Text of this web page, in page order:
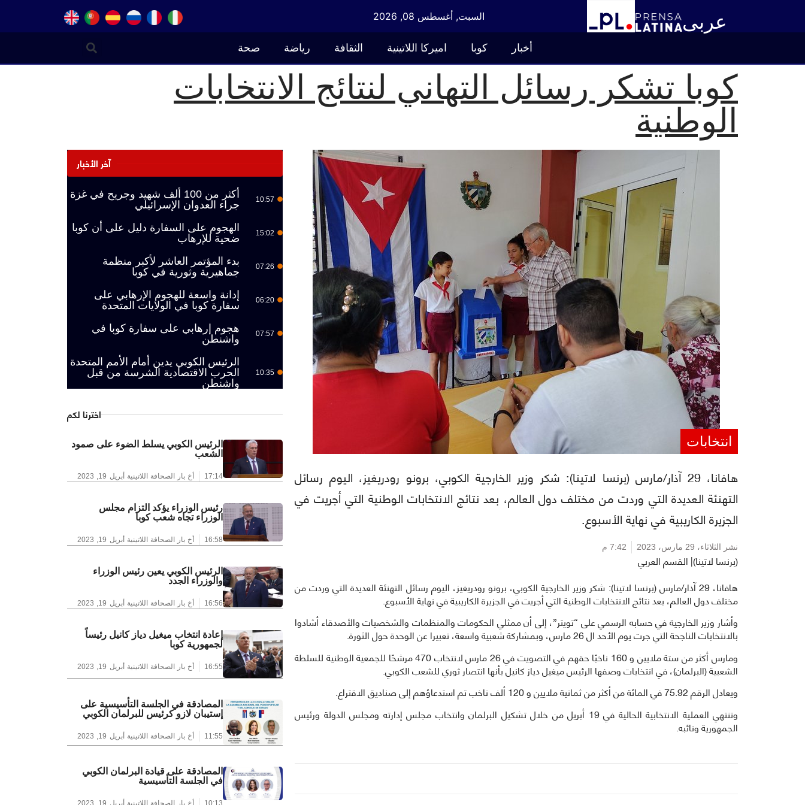
عربى السبت, أغسطس 08, 2026
أخبار كوبا اميركا اللاتينية الثقافة رياضة صحة
كوبا تشكر رسائل التهاني لنتائج الانتخابات
الوطنية
انتخابات
هافانا، 29 آذار/مارس (برنسا لاتينا): شكر وزير الخارجية الكوبي، برونو رودريغيز، اليوم رسائل
التهنئة العديدة التي وردت من مختلف دول العالم، بعد نتائج الانتخابات الوطنية التي أجريت في
الجزيرة الكاريبية في نهاية الأسبوع.
نشر الثلاثاء، 29 مارس، 2023 7:42 م
(برنسا لاتينا)| القسم العربي
هافانا، 29 آذار/مارس (برنسا لاتينا): شكر وزير الخارجية الكوبي، برونو رودريغيز، اليوم رسائل التهنئة العديدة التي وردت من
مختلف دول العالم، بعد نتائج الانتخابات الوطنية التي أجريت في الجزيرة الكاريبية في نهاية الأسبوع.
وأشار وزير الخارجية في حسابه الرسمي على “تويتر”، إلى أن ممثلي الحكومات والمنظمات والشخصيات والأصدقاء أشادوا
بالانتخابات الناجحة التي جرت يوم الأحد ال 26 مارس، وبمشاركة شعبية واسعة، تعبيرا عن الوحدة حول الثورة.
ومارس أكثر من ستة ملايين و 160 ناخبًا حقهم في التصويت في 26 مارس لانتخاب 470 مرشحًا للجمعية الوطنية للسلطة
الشعبية (البرلمان)، في انتخابات وصفها الرئيس ميغيل دياز كانيل بأنها انتصار ثوري للشعب الكوبي.
ويعادل الرقم 75.92 في المائة من أكثر من ثمانية ملايين و 120 ألف ناخب تم استدعاؤهم إلى صناديق الاقتراع.
وتنتهي العملية الانتخابية الحالية في 19 أبريل من خلال تشكيل البرلمان وانتخاب مجلس إدارته ومجلس الدولة ورئيس
الجمهورية ونائبه.
آخر الأخبار
10:57
أكثر من 100 ألف شهيد وجريح في غزة
جراء العدوان الإسرائيلي
15:02
الهجوم على السفارة دليل على أن كوبا
ضحية للإرهاب
07:26
بدء المؤتمر العاشر لأكبر منظمة
جماهيرية وثورية في كوبا
06:20
إدانة واسعة للهجوم الإرهابي على
سفارة كوبا في الولايات المتحدة
07:57
هجوم إرهابي على سفارة كوبا في
واشنطن
10:35
الرئيس الكوبي يدين أمام الأمم المتحدة
الحرب الاقتصادية الشرسة من قبل
واشنطن
اخترنا لكم
الرئيس الكوبي يسلط الضوء على صمود
الشعب
17:14 أخ بار الصحافة اللاتينية أبريل 19, 2023
رئيس الوزراء يؤكد التزام مجلس
الوزراء تجاه شعب كوبا
16:58 أخ بار الصحافة اللاتينية أبريل 19, 2023
الرئيس الكوبي يعين رئيس الوزراء
والوزراء الجدد
16:56 أخ بار الصحافة اللاتينية أبريل 19, 2023
إعادة انتخاب ميغيل دياز كانيل رئيساً
لجمهورية كوبا
16:55 أخ بار الصحافة اللاتينية أبريل 19, 2023
المصادقة في الجلسة التأسيسية على
إستيبان لازو كرئيس للبرلمان الكوبي
11:55 أخ بار الصحافة اللاتينية أبريل 19, 2023
المصادقة على قيادة البرلمان الكوبي
في الجلسة التأسيسية
10:13 أخ بار الصحافة اللاتينيةأبريل 19, 2023